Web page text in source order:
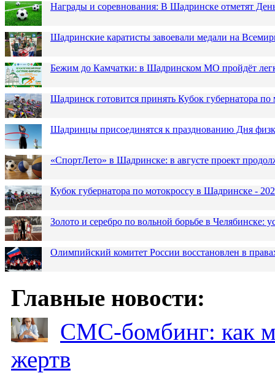
Награды и соревнования: В Шадринске отметят
Шадринские каратисты завоевали медали на
Бежим до Камчатки: в Шадринском МО пройдёт
Шадринск готовится принять Кубок губернатора по
Шадринцы присоединятся к празднованию Дня
«СпортЛето» в Шадринске: в августе проект
Кубок губернатора по мотокроссу в Шадринске -
Золото и серебро по вольной борьбе в Челябинске:
Олимпийский комитет России восстановлен в
Главные новости:
СМС-бомбинг: как
жертв